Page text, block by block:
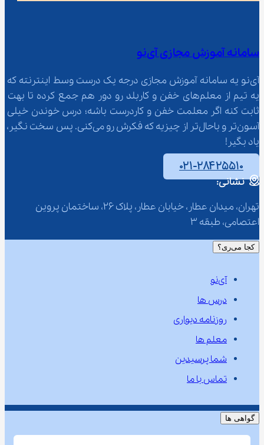
سامانه آموزش مجازی آی‌نو
آی‌نو یه سامانه آموزش مجازی درجه یک درست وسط اینترنته که
یه تیم از معلم‌‌های خفن و کاربلد رو دور هم جمع کرده تا بهت
ثابت کنه اگر معلمت خفن و کاردرست باشه؛ درس خوندن خیلی
آسون‌تر و باحال‌تر از چیزیه که فکرش رو می‌کنی. پس سخت نگیر،
یاد بگیر!
۰۲۱-۲۸۴۲۵۵۱۰
نشانی:
تهران، میدان عطار، خیابان عطار، پلاک 26، ساختمان پروین
اعتصامی، طبقه 3
کجا می‌ری؟
آی‌نو
درس ها
روزنامه دیواری
معلم ها
شما پرسیدین
تماس با ما
گواهی ها